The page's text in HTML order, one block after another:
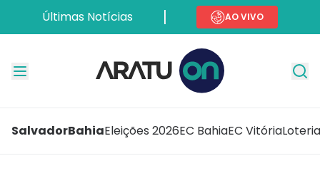
Últimas Notícias AO VIVO
SalvadorBahiaEleições 2026EC BahiaEC Vitória